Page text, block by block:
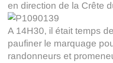
en direction de la Crête
A 14H30, il était temps
paufiner le marquage
randonneurs et